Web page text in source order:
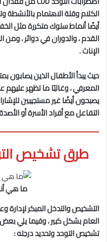
الكلام وقلة الاهتمام بالأنشطة
أيضًا أنماط سلوك متكررة مثل
القدم ، والدوران في دوائر ، ومن
الإناث .
حيث يبدأ الأطفال الذين يصابون
المعرفي ، وغالبًا ما تظهر
يصبحون أيضًا غير مستجيبين
التفاعل مع أفراد الأسرة أو
طرق تشخيص
ما هي
التشخيص والتدخل المبكر لإدارة
العام بشكل كبير ، وفيما يلي
تشخيص التوحد وتحديد درجته :